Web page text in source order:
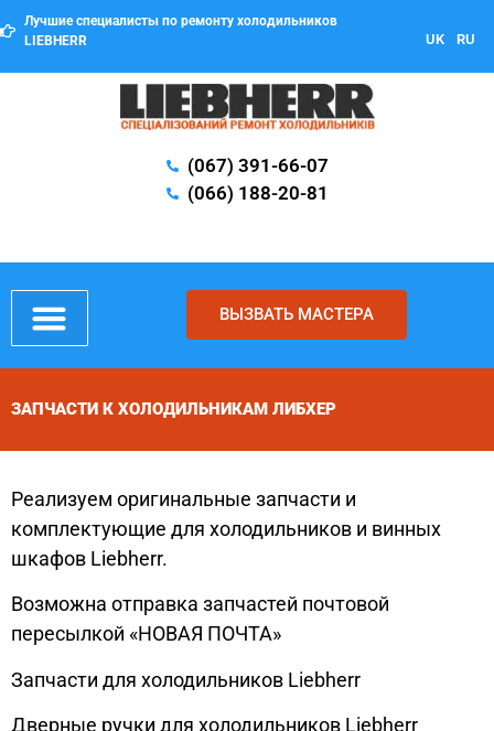
Лучшие специалисты по ремонту холодильников
LIEBHERR
UK RU
(067) 391-66-07
(066) 188-20-81
ВЫЗВАТЬ МАСТЕРА
ЗАПЧАСТИ К ХОЛОДИЛЬНИКАМ ЛИБХЕР
Реализуем оригинальные запчасти и
комплектующие для холодильников и винных
шкафов Liebherr.
Возможна отправка запчастей почтовой
пересылкой «НОВАЯ ПОЧТА»
Запчасти для холодильников Liebherr
Дверные ручки для холодильников Liebherr